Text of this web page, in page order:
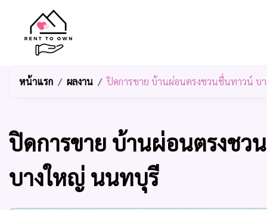
หน้าแรก ผลงาน ปิดการขาย บ้านผ่อนตรงชวนชื่นทาวน์ บ
ปิดการขาย บ้านผ่อนตรงชว
บางใหญ่ นนทบุรี